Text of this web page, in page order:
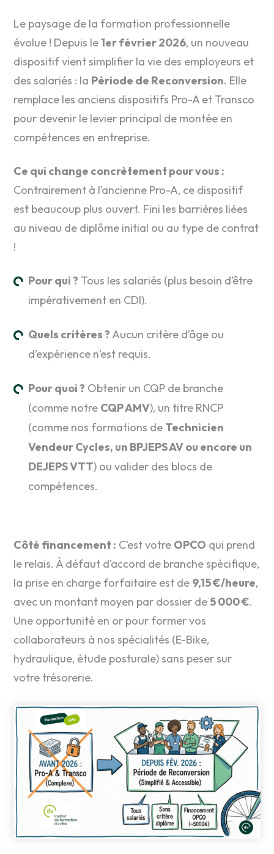
Le paysage de la formation professionnelle
évolue ! Depuis le1er février 2026, un nouveau
dispositif vient simplifier la vie des employeurs et
des salariés : la Période de Reconversion. Elle
remplace les anciens dispositifs Pro-A et Transco
pour devenir le levier principal de montée en
compétences en entreprise.
Ce qui change concrètement pour vous :
Contrairement à l’ancienne Pro-A, ce dispositif
est beaucoup plus ouvert. Fini les barrières liées
au niveau de diplôme initial ou au type de contrat
!
Pour qui ? Tous les salariés (plus besoin d’être
impérativement en CDI).
Quels critères ?Aucun critère d’âge ou
d’expérience n’est requis.
Pour quoi ? Obtenir un CQP de branche
(comme notre CQP AMV), un titre RNCP
(comme nos formations de Technicien
Vendeur Cycles, un BPJEPS AV ou encore un
DEJEPS VTT) ou valider des blocs de
compétences.
Côté financement : C’est votre OPCO qui prend
le relais. À défaut d’accord de branche spécifique,
la prise en charge forfaitaire est de 9,15 €/heure,
avec un montant moyen par dossier de5 000 €.
Une opportunité en or pour former vos
collaborateurs à nos spécialités (E-Bike,
hydraulique, étude posturale) sans peser sur
votre trésorerie.